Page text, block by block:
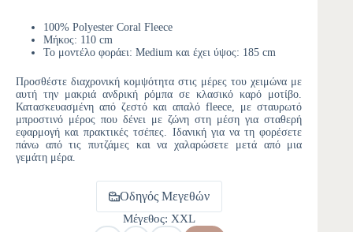
100% Polyester Coral Fleece
Μήκος: 110 cm
Το μοντέλο φοράει: Medium και έχει ύψος: 185 cm
Προσθέστε διαχρονική κομψότητα στις μέρες του χειμώνα με
αυτή την μακριά ανδρική ρόμπα σε κλασικό καρό μοτίβο.
Κατασκευασμένη από ζεστό και απαλό fleece, με σταυρωτό
μπροστινό μέρος που δένει με ζώνη στη μέση για σταθερή
εφαρμογή και πρακτικές τσέπες. Ιδανική για να τη φορέσετε
πάνω από τις πυτζάμες και να χαλαρώσετε μετά από μια
γεμάτη μέρα.
Οδηγός Μεγεθών
Μέγεθος: XXL